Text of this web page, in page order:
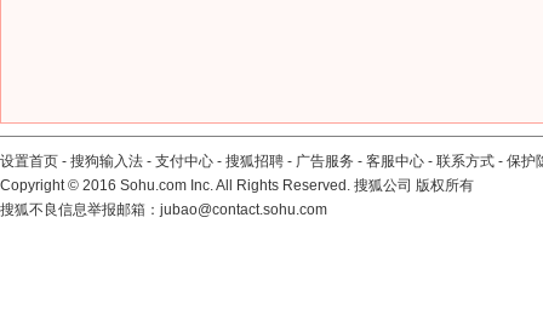
设置首页 - 搜狗输入法 - 支付中心 - 搜狐招聘 - 广告服务 - 客服中心 - 联系方式 - 保护
Copyright© 2016 Sohu.com Inc. All Rights Reserved. 搜狐公司 版权所有
搜狐不良信息举报邮箱： jubao@contact.sohu.com